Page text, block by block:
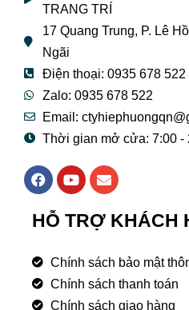
TRANG TRÍ
17 Quang Trung, P. Lê
Ngãi
Điện thoại: 0935 678 522
Zalo: 0935 678 522
Email:
Thời gian mở cửa: 7:00 -
F
a
e
b
o
k
Y
o
t
u
e
E
n
e
l
p
e
HỖ TRỢ KHÁCH
Chính sách bảo mật
Chính sách thanh toán
Chính sách giao hàng